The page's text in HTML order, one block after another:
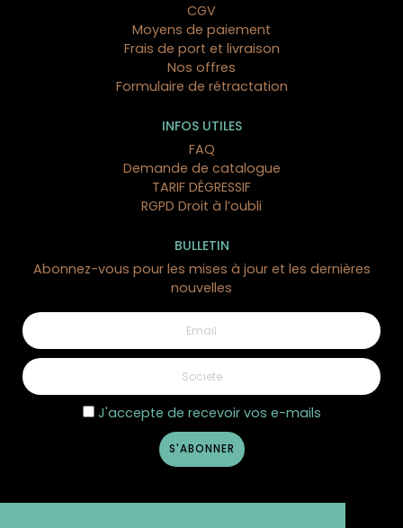
CGV
Moyens de paiement
Frais de port et livraison
Nos offres
Formulaire de rétractation
INFOS UTILES
FAQ
Demande de catalogue
TARIF DÉGRESSIF
RGPD Droit à l’oubli
BULLETIN
Abonnez-vous pour les mises à jour et les dernières
nouvelles
J'accepte de recevoir vos e-mails